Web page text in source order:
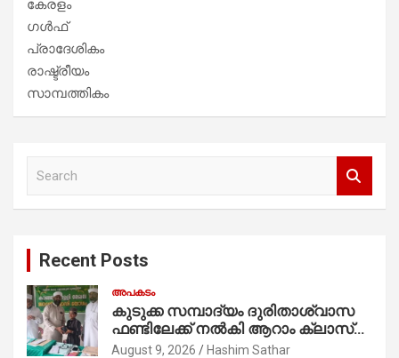
കേരളം
ഗൾഫ്
പ്രാദേശികം
രാഷ്ട്രീയം
സാമ്പത്തികം
Recent Posts
അപകടം
കുടുക്ക സമ്പാദ്യം ദുരിതാശ്വാസ
ഫണ്ടിലേക്ക് നൽകി ആറാം ക്ലാസ്
വിദ്യാർത്ഥി അമാൻ
August 9, 2026 Hashim Sathar